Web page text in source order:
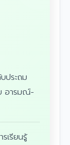
ประถม
อารมณ์-
เรียนรู้